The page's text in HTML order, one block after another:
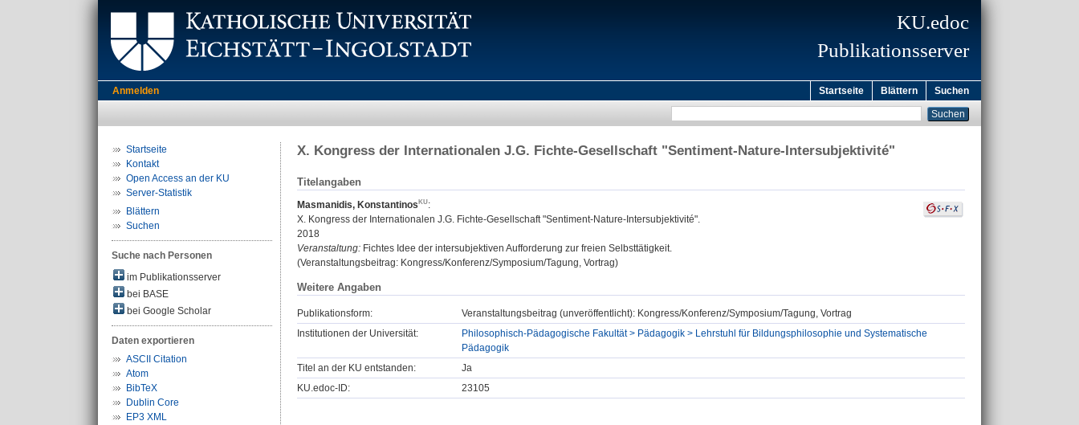
KU.edoc
Publikationsserver
Anmelden Startseite Blättern Suchen
Startseite
Kontakt
Open Access an der KU
Server-Statistik
Blättern
Suchen
Suche nach Personen
im Publikationsserver
bei BASE
bei Google Scholar
Daten exportieren
ASCII Citation
Atom
BibTeX
Dublin Core
EP3 XML
X. Kongress der Internationalen J.G. Fichte-Gesellschaft "Sentiment-Nature-Intersubjektivité"
Titelangaben
Masmanidis, Konstantinos
:
X. Kongress der Internationalen J.G. Fichte-Gesellschaft "Sentiment-Nature-Intersubjektivité".
2018
Veranstaltung: Fichtes Idee der intersubjektiven Aufforderung zur freien Selbsttätigkeit.
(Veranstaltungsbeitrag: Kongress/Konferenz/Symposium/Tagung, Vortrag)
Weitere Angaben
Publikationsform:
Veranstaltungsbeitrag (unveröffentlicht): Kongress/Konferenz/Symposium/Tagung, Vortrag
Institutionen der Universität:
Philosophisch-Pädagogische Fakultät > Pädagogik > Lehrstuhl für Bildungsphilosophie und Systematische
Pädagogik
Titel an der KU entstanden:
Ja
KU.edoc-ID:
23105